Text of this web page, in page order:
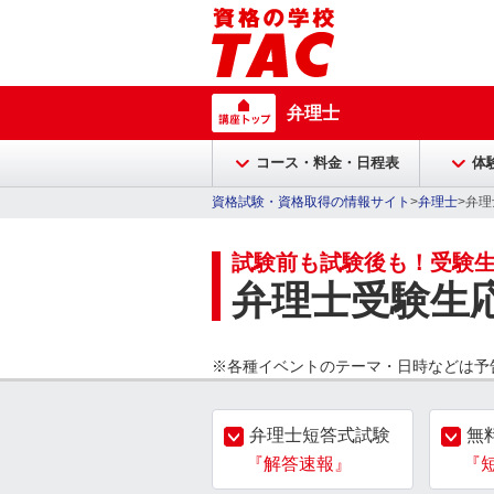
弁理士
コース・料金・日程表 体
資格試験・資格取得の情報サイト >弁理士>弁
試験前も試験後も！受験
弁理士受験生
※各種イベントのテーマ・日時などは
弁理士短答式試験
『解答速報』
無
『